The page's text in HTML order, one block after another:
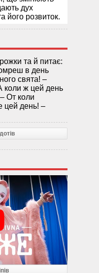
дух
його розвиток.
та й питає:
в день
свята! –
коли ж цей день
От коли
цей день! –